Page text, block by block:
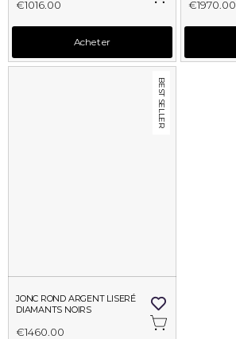
€1016.00
Acheter
€1970.00
BEST SELLER
JONC ROND ARGENT LISERÉ
DIAMANTS NOIRS
€1460.00